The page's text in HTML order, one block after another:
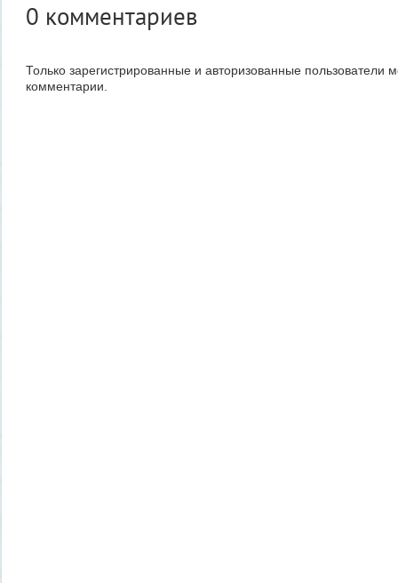
Утром 5 августа
0 комментариев
Только зарегистрированные и авторизованные пользователи
комментарии.